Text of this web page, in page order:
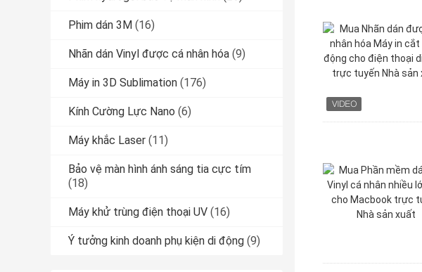
Phim dán 3M (16)
Nhãn dán Vinyl được cá nhân hóa (9)
Máy in 3D Sublimation (176)
Kính Cường Lực Nano (6)
Máy khắc Laser (11)
Bảo vệ màn hình ánh sáng tia cực tím
(18)
Máy khử trùng điện thoại UV (16)
Ý tưởng kinh doanh phụ kiện di động (9)